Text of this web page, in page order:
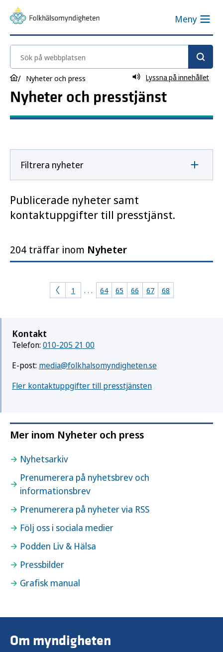
Meny
Sök på webbplatsen
Nyheter och press Lyssna på innehållet
Nyheter och presstjänst
Filtrera nyheter
Publicerade nyheter samt
kontaktuppgifter till presstjänst.
204 träffar inom Nyheter
1 . . . 64 65 66 67 68
Kontakt
Telefon: 010-205 21 00
E-post: media@folkhalsomyndigheten.se
Fler kontaktuppgifter till presstjänsten
Mer inom Nyheter och press
Nyhetsarkiv
Prenumerera på nyhetsbrev och
informationsbrev
Prenumerera på nyheter via RSS
Följ oss i sociala medier
Podden Liv & Hälsa
Pressbilder
Grafisk manual
Om myndigheten